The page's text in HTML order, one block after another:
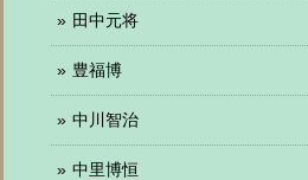
田中元将
豊福博
中川智治
中里博恒